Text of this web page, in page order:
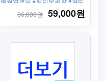
보공항 #라운지 #발마사지 #보
딩서비스
66,080원 59,000원